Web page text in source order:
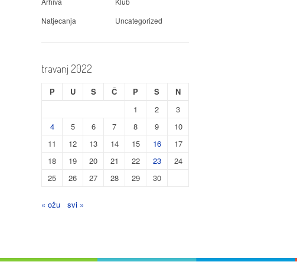
Natjecanja
Uncategorized
travanj 2022
P U S Č P S
N
1
2
3
4
5 6 7 8 9
10
11
12 13 14 15 16
17
18
19 20 21 22 23
24
25
26 27 28 29 30
« ožu svi »